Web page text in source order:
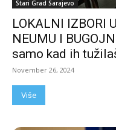
Stari Grad Sarajevo
LOKALNI IZBORI
NEUMU I
samo kad ih
November 26, 2024
Više